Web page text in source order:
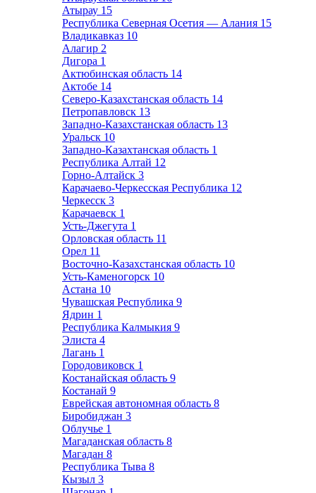
Атырау 15
Республика Северная Осетия — Алания 15
Владикавказ 10
Алагир 2
Дигора 1
Актюбинская область 14
Актобе 14
Северо-Казахстанская область 14
Петропавловск 13
Западно-Казахстанская область 13
Уральск 10
Западно-Казахтанская область 1
Республика Алтай 12
Горно-Алтайск 3
Карачаево-Черкесская Республика 12
Черкесск 3
Карачаевск 1
Усть-Джегута 1
Орловская область 11
Орел 11
Восточно-Казахстанская область 10
Усть-Каменогорск 10
Астана 10
Чувашская Республика 9
Ядрин 1
Республика Калмыкия 9
Элиста 4
Лагань 1
Городовиковск 1
Костанайская область 9
Костанай 9
Еврейская автономная область 8
Биробиджан 3
Облучье 1
Магаданская область 8
Магадан 8
Республика Тыва 8
Кызыл 3